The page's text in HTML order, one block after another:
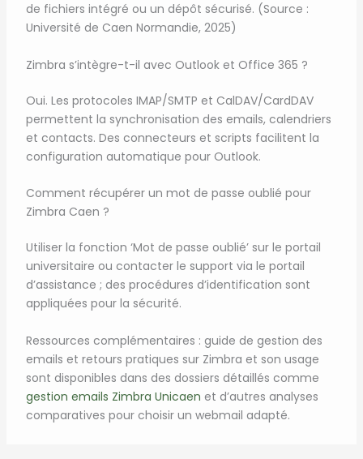
de fichiers intégré ou un dépôt sécurisé. (Source :
Université de Caen Normandie, 2025)
Zimbra s’intègre-t-il avec Outlook et Office 365 ?
Oui. Les protocoles IMAP/SMTP et CalDAV/CardDAV
permettent la synchronisation des emails, calendriers
et contacts. Des connecteurs et scripts facilitent la
configuration automatique pour Outlook.
Comment récupérer un mot de passe oublié pour
Zimbra Caen ?
Utiliser la fonction ‘Mot de passe oublié’ sur le portail
universitaire ou contacter le support via le portail
d’assistance ; des procédures d’identification sont
appliquées pour la sécurité.
Ressources complémentaires : guide de gestion des
emails et retours pratiques sur Zimbra et son usage
sont disponibles dans des dossiers détaillés comme
gestion emails Zimbra Unicaen et d’autres analyses
comparatives pour choisir un webmail adapté.